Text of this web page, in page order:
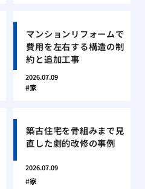
マンションリフォームで
費用を左右する構造の制
約と追加工事
2026.07.09
家
築古住宅を骨組みまで見
直した劇的改修の事例
2026.07.09
家